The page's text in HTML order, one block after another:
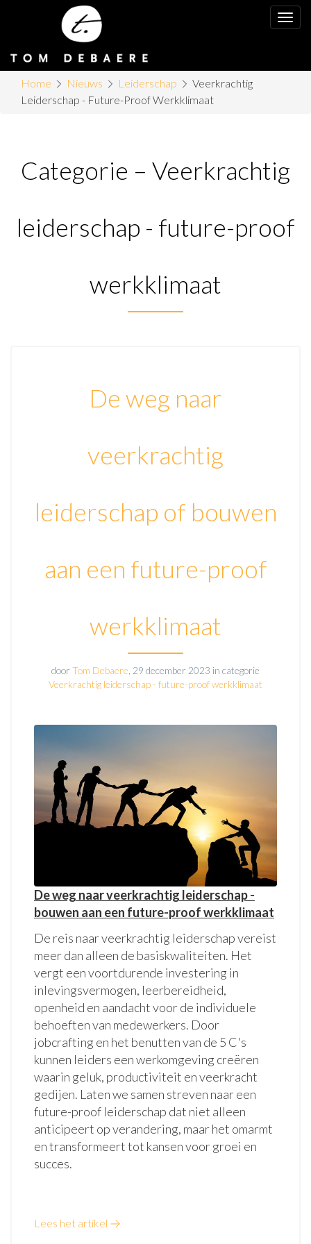
Home Nieuws Leiderschap
Veerkrachtig
Leiderschap - Future-Proof Werkklimaat
Categorie – Veerkrachtig
leiderschap - future-proof
werkklimaat
De weg naar
veerkrachtig
leiderschap of bouwen
aan een future-proof
werkklimaat
door Tom Debaere , 29 december 2023 in categorie
Veerkrachtig leiderschap - future-proof werkklimaat
De weg naar veerkrachtig leiderschap -
bouwen aan een future-proof werkklimaat
De reis naar veerkrachtig leiderschap vereist
meer dan alleen de basiskwaliteiten. Het
vergt een voortdurende investering in
inlevingsvermogen, leerbereidheid,
openheid en aandacht voor de individuele
behoeften van medewerkers. Door
jobcrafting en het benutten van de 5 C's
kunnen leiders een werkomgeving creëren
waarin geluk, productiviteit en veerkracht
gedijen. Laten we samen streven naar een
future-proof leiderschap dat niet alleen
anticipeert op verandering, maar het omarmt
en transformeert tot kansen voor groei en
succes.
Lees het artikel